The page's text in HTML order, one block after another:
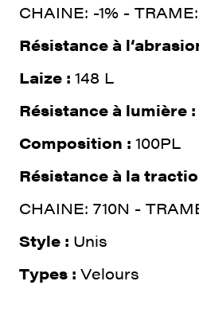
CHAINE: -1% -
Résistance à
Laize : 148 L
Résistance à lumière :
Composition : 100PL
Résistance à la
CHAINE: 710N -
Style : Unis
Types : Velours